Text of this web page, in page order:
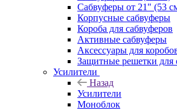
Сабвуферы от 21" (53
Корпусные сабвуферы
Короба для сабвуферов
Активные сабвуферы
Аксессуары для
Защитные решетки для
Усилители
Назад
Усилители
Моноблок